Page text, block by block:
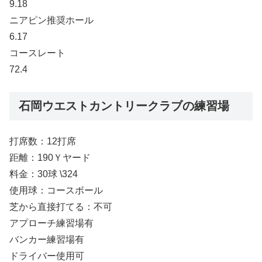
9.18
ニアピン推奨ホール
6.17
コースレート
72.4
石岡ウエストカントリークラブの練習場
打席数：12打席
距離：190Ｙヤード
料金：30球 \324
使用球：コースボール
芝から直接打てる：不可
アプローチ練習場有
バンカー練習場有
ドライバー使用可